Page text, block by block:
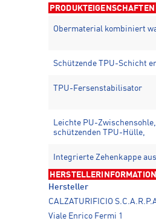
PRODUKTEIGENSCHAFTEN
Obermaterial kombiniert
Schützende TPU-Schicht
TPU-Fersenstabilisator
Leichte PU-
schützenden TPU-Hülle,
Integrierte Zehenkappe
Hersteller
CALZATURIFICIO
Viale Enrico Fermi 1